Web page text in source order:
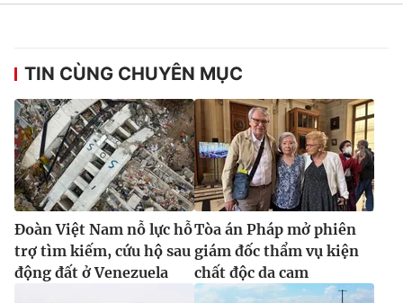
TIN CÙNG CHUYÊN MỤC
Đoàn Việt Nam nỗ lực hỗ
trợ tìm kiếm, cứu hộ sau
động đất ở Venezuela
Tòa án Pháp mở phiên
giám đốc thẩm vụ kiện
chất độc da cam